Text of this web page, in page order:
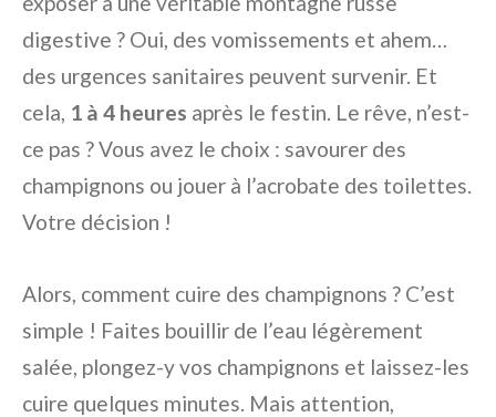
digestive ? Oui, des vomissements et ahem…
des urgences sanitaires peuvent survenir. Et
cela, 1 à 4 heures après le festin. Le rêve, n’est-
ce pas ? Vous avez le choix : savourer des
champignons ou jouer à l’acrobate des toilettes.
Votre décision !
Alors, comment cuire des champignons ? C’est
simple ! Faites bouillir de l’eau légèrement
salée, plongez-y vos champignons et laissez-les
cuire quelques minutes. Mais attention,